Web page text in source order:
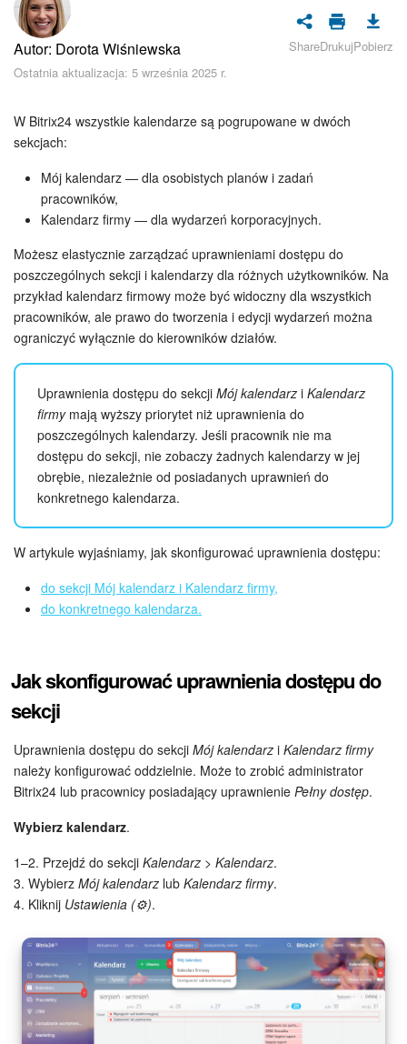
Bezpieczeństwo w Bitrix24
Rejestracja i autoryzacja
Zadania i projekty
CRM
Dysk
Kalendarz
Komunikator Bitrix24
Jak zacząć
Grupy robocze
Bitrix24 Market
Strony internetowe
Firma
Automatyzacja
Zarządzanie asortymentem produktów
Subskrypcja
Widżet pracownika
Centrum Kontaktowe
Analityka CRM
Baza Wiedzy
CRM + Sklep internetowy
Autor: Dorota Wiśniewska
Ostatnia aktualizacja: 5 września 2025 r.
ShareDrukujPobierz
W Bitrix24 wszystkie kalendarze są pogrupowane w dwóch
sekcjach:
Mój kalendarz — dla osobistych planów i zadań
pracowników,
Kalendarz firmy — dla wydarzeń korporacyjnych.
Możesz elastycznie zarządzać uprawnieniami dostępu do
poszczególnych sekcji i kalendarzy dla różnych użytkowników. Na
przykład kalendarz firmowy może być widoczny dla wszystkich
pracowników, ale prawo do tworzenia i edycji wydarzeń można
ograniczyć wyłącznie do kierowników działów.
Uprawnienia dostępu do sekcji Mój kalendarz i Kalendarz
firmymają wyższy priorytet niż uprawnienia do
poszczególnych kalendarzy. Jeśli pracownik nie ma
dostępu do sekcji, nie zobaczy żadnych kalendarzy w jej
obrębie, niezależnie od posiadanych uprawnień do
konkretnego kalendarza.
W artykule wyjaśniamy, jak skonfigurować uprawnienia dostępu:
do sekcji Mój kalendarz i Kalendarz firmy,
do konkretnego kalendarza.
Jak skonfigurować uprawnienia dostępu do
sekcji
Uprawnienia dostępu do sekcji Mój kalendarz i Kalendarz firmy
należy konfigurować oddzielnie. Może to zrobić administrator
Bitrix24 lub pracownicy posiadający uprawnienie Pełny dostęp.
Wybierz kalendarz.
1–2. Przejdź do sekcji Kalendarz > Kalendarz.
3. Wybierz Mój kalendarz lub Kalendarz firmy.
4. Kliknij Ustawienia (⚙️).